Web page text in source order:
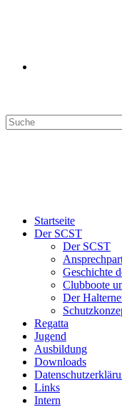
Search
this
Startseite
Der SCST
Der SCST
Geschichte
Clubboote
Der
Regatta
Jugend
Ausbildung
Downloads
Links
Intern